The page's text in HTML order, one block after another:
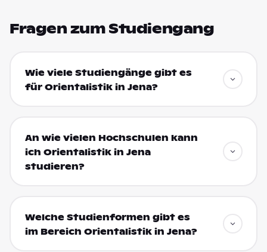
Fragen zum Studiengang
Wie viele Studiengänge gibt es
für Orientalistik in Jena?
An wie vielen Hochschulen kann
ich Orientalistik in Jena
studieren?
Welche Studienformen gibt es
im Bereich Orientalistik in Jena?